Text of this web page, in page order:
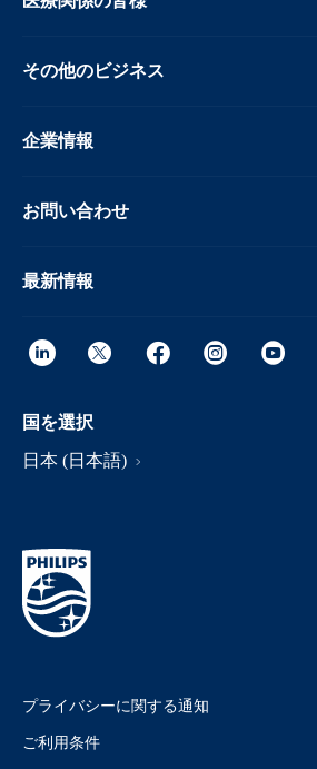
その他のビジネス
企業情報
お問い合わせ
最新情報
国を選択
日本 (日本語)
プライバシーに関する通知
ご利用条件